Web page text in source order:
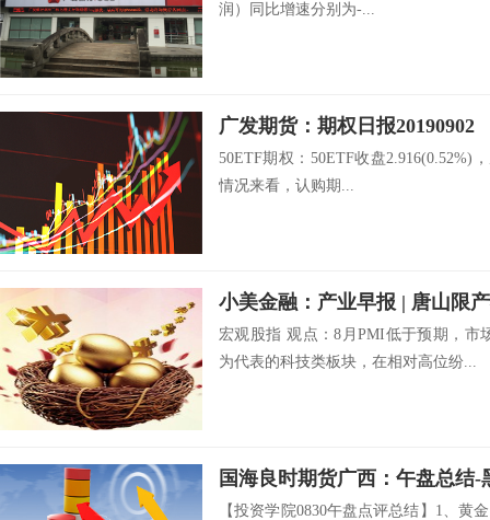
润）同比增速分别为-...
广发期货：期权日报20190902
50ETF期权：50ETF收盘2.916(0.52%)
情况来看，认购期...
宏观股指 观点：8月PMI低于预期，市
为代表的科技类板块，在相对高位纷...
【投资学院0830午盘点评总结】1、黄